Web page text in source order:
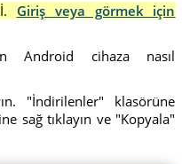
Giriş veya görmek için
Android cihaza nasıl
"İndirilenler" klasörüne
sağ tıklayın ve "Kopyala"